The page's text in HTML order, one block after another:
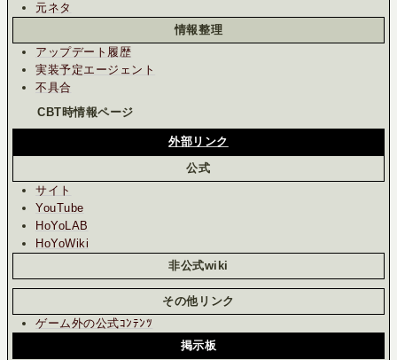
元ネタ
情報整理
アップデート履歴
実装予定エージェント
不具合
CBT時情報ページ
外部リンク
公式
サイト
YouTube
HoYoLAB
HoYoWiki
非公式wiki
その他リンク
ゲーム外の公式ｺﾝﾃﾝﾂ
掲示板